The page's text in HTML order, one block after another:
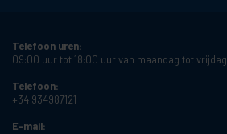
Telefoon uren:
09:00 uur tot 18:00 uur van maandag tot vrijdag
Telefoon:
+34 934987121
E-mail: